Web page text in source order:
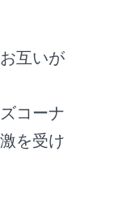
互いが
コーナ
を受け